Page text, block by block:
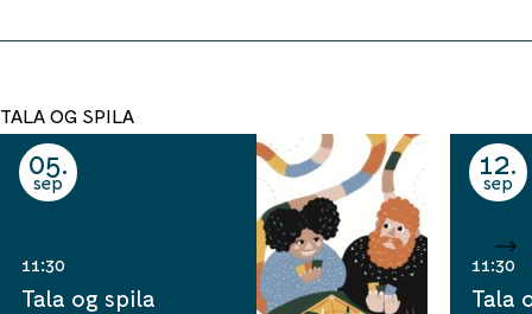
TALA OG SPILA
05
sep
11:30
Tala og spila
12
sep
11:30
Tala